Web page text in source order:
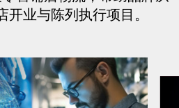
开业与陈列执行项目。